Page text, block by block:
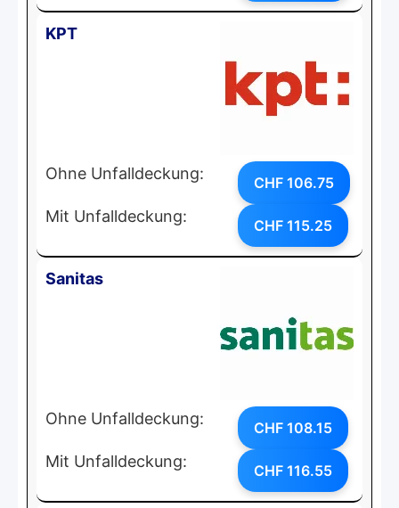
KPT
Ohne Unfalldeckung: CHF 106.75
Mit Unfalldeckung: CHF 115.25
Sanitas
Ohne Unfalldeckung: CHF 108.15
Mit Unfalldeckung: CHF 116.55